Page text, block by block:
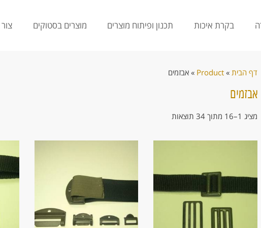
בקרת איכות תכנון ופיתוח מוצרים מוצרים בסטוקים
דף הבית »
Product
» אבזמים
אבזמים
מציג 1–16 מתוך 34 תוצאות